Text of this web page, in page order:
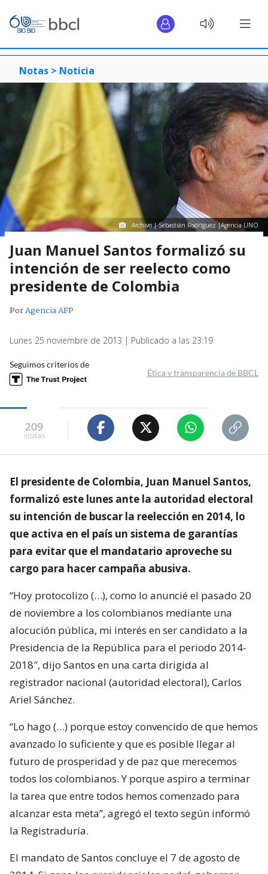
Notas > Noticia
Archivo | Sebastián Rodríguez |Agencia UNO
Juan Manuel Santos formalizó su
intención de ser reelecto como
presidente de Colombia
PorAgencia AFP
Lunes 25 noviembre de 2013 | Publicado a las 23:19
Seguimos criterios de
Ética y transparencia de BBCL
209
visitas
El presidente de Colombia, Juan Manuel Santos,
formalizó este lunes ante la autoridad electoral
su intención de buscar la reelección en 2014, lo
que activa en el país un sistema de garantías
para evitar que el mandatario aproveche su
cargo para hacer campaña abusiva.
“Hoy protocolizo (…), como lo anuncié el pasado 20
de noviembre a los colombianos mediante una
alocución pública, mi interés en ser candidato a la
Presidencia de la República para el periodo 2014-
2018″, dijo Santos en una carta dirigida al
registrador nacional (autoridad electoral), Carlos
Ariel Sánchez.
“Lo hago (…) porque estoy convencido de que hemos
avanzado lo suficiente y que es posible llegar al
futuro de prosperidad y de paz que merecemos
todos los colombianos. Y porque aspiro a terminar
la tarea que entre todos hemos comenzado para
alcanzar esta meta”, agregó el texto según informó
la Registraduría.
El mandato de Santos concluye el 7 de agosto de